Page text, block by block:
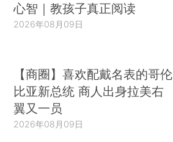
心智｜教孩子真正阅读
2026年08月09日
【商圈】喜欢配戴名表的哥伦
比亚新总统 商人出身拉美右
翼又一员
2026年08月09日